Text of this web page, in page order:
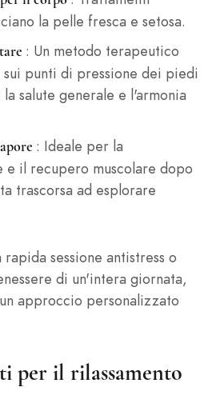
la pelle fresca e setosa.
: Un metodo terapeutico
punti di pressione dei piedi
salute generale e l'armonia
: Ideale per la
e il recupero muscolare dopo
trascorsa ad esplorare
sessione antistress o
di un'intera giornata,
approccio personalizzato
per il rilassamento